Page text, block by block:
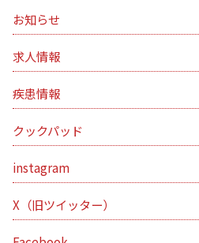
お知らせ
求人情報
疾患情報
クックパッド
instagram
X（旧ツイッター）